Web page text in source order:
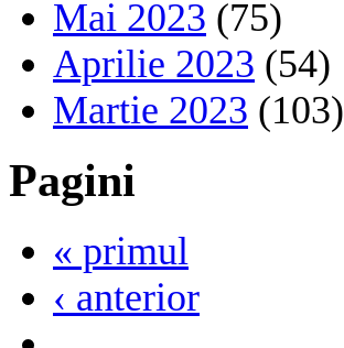
Mai 2023 (75)
Aprilie 2023 (54)
Martie 2023 (103)
Pagini
« primul
‹ anterior